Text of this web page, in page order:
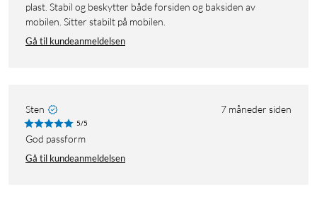
plast. Stabil og beskytter både forsiden og baksiden av
mobilen. Sitter stabilt på mobilen.
Gå til kundeanmeldelsen
Sten 7 måneder siden
5/5
God passform
Gå til kundeanmeldelsen